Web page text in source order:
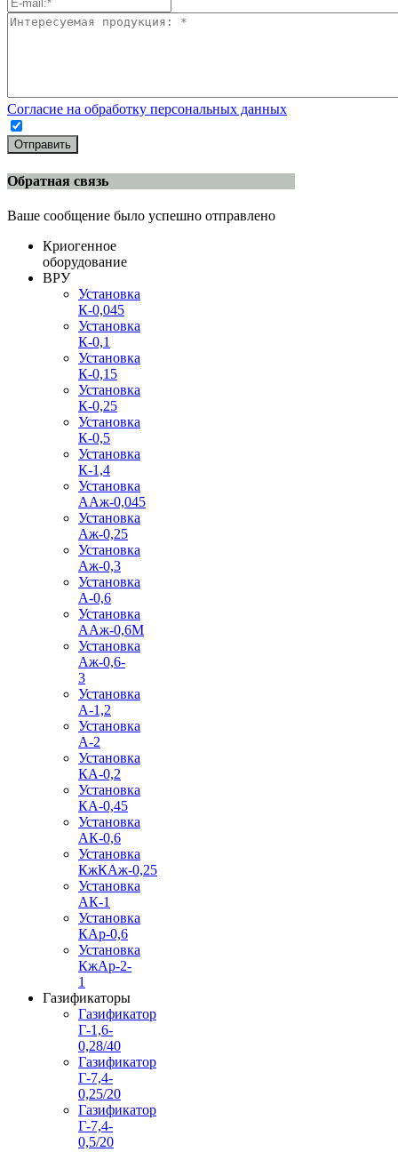
Согласие на обработку персональных данных
Отправить
Обратная связь
Ваше сообщение было успешно отправлено
Криогенное
оборудование
ВРУ
Установка
К-0,045
Установка
К-0,1
Установка
К-0,15
Установка
К-0,25
Установка
К-0,5
Установка
К-1,4
Установка
ААж-0,045
Установка
Аж-0,25
Установка
Аж-0,3
Установка
А-0,6
Установка
ААж-0,6М
Установка
Аж-0,6-
3
Установка
А-1,2
Установка
А-2
Установка
КА-0,2
Установка
КА-0,45
Установка
АК-0,6
Установка
КжКАж-0,25
Установка
АК-1
Установка
КАр-0,6
Установка
КжАр-2-
1
Газификаторы
Газификатор
Г-1,6-
0,28/40
Газификатор
Г-7,4-
0,25/20
Газификатор
Г-7,4-
0,5/20